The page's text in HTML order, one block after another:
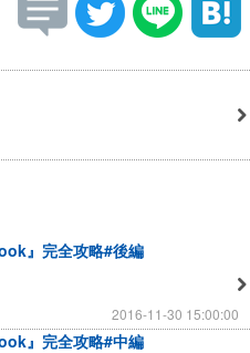
』完全攻略#後編
2016-11-30 15:00:00
』完全攻略#中編